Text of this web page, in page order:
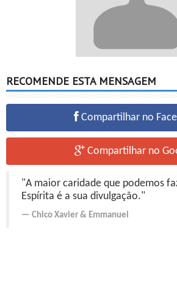
RECOMENDE ESTA MENSAGEM
Compartilhar no
Compartilhar no
"A maior caridade que podemos
Espírita é a sua divulgação."
Chico Xavier & Emmanuel